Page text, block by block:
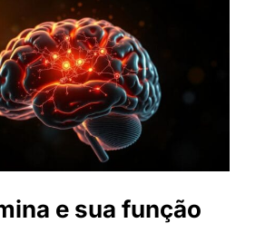
e sua função